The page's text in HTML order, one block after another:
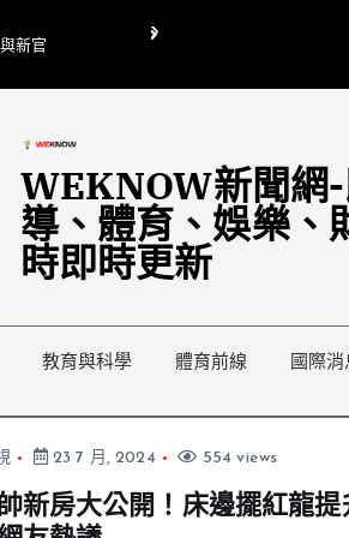
新官
翁曉玲喊刪陸委會1295萬媒宣費惹議
WEKNOW新聞網
導、體育、娛樂、
時即時更新
教育與科學 體育前線 國際消
23 7 月, 2024 554 views
新房大公開！床邊擺紅龍提